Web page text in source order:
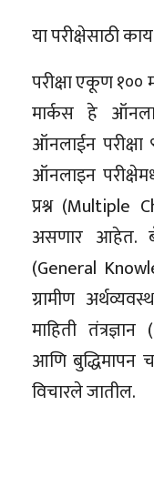
या परीक्षेसाठी
परीक्षा एकूण
मार्कस हे
ऑनलाईन
ऑनलाइन
प्रश्न (Multiple
असणार आहेत.
(General
ग्रामीण
माहिती
आणि बुद्धिमापन
विचारले जातील.